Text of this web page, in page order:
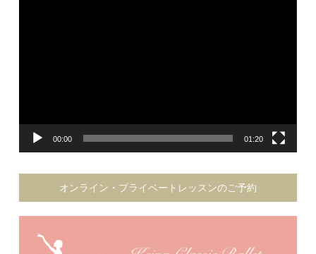
00:00 01:20
オンライン・プライベートレッスンのご予約